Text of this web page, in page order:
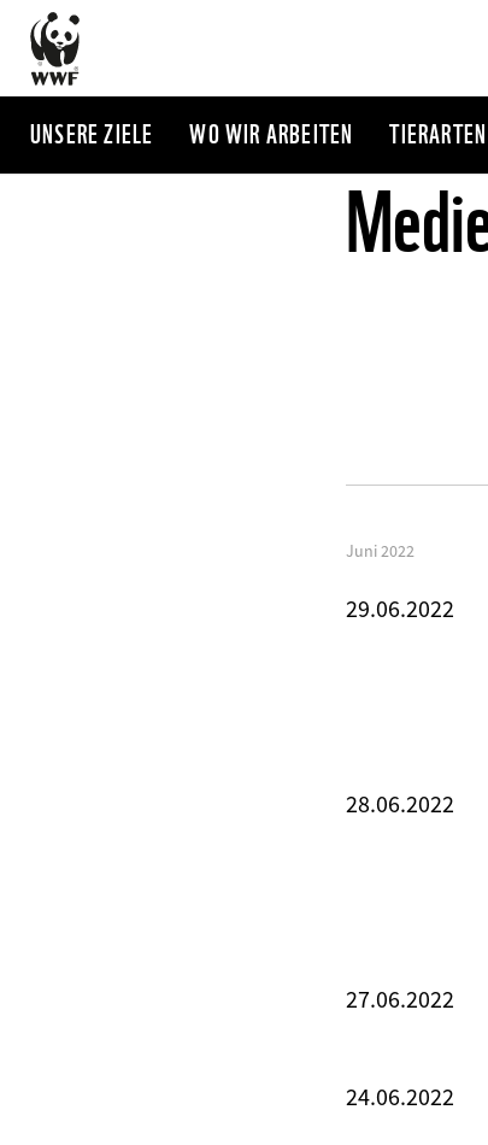
Direkt
zum
Inhalt
UNSERE ZIELE WO WIR ARBEITEN TIERARTEN
Juni 2022
29.06.2022
28.06.2022
27.06.2022
24.06.2022